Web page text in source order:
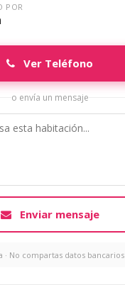
POR
Ver Teléfono
o envía un mensaje
Enviar mensaje
· No compartas datos bancarios